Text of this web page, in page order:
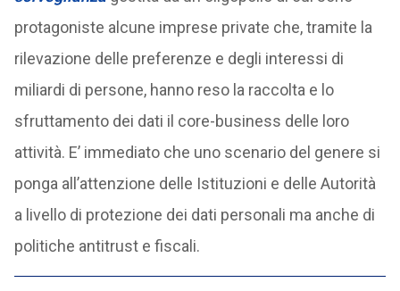
protagoniste alcune imprese private che, tramite la
rilevazione delle preferenze e degli interessi di
miliardi di persone, hanno reso la raccolta e lo
sfruttamento dei dati il core-business delle loro
attività. E’ immediato che uno scenario del genere si
ponga all’attenzione delle Istituzioni e delle Autorità
a livello di protezione dei dati personali ma anche di
politiche antitrust e fiscali.